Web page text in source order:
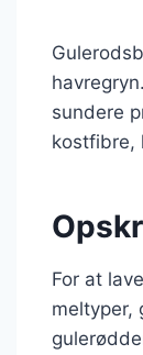
sundere
kostfibre,
For at
meltyper,